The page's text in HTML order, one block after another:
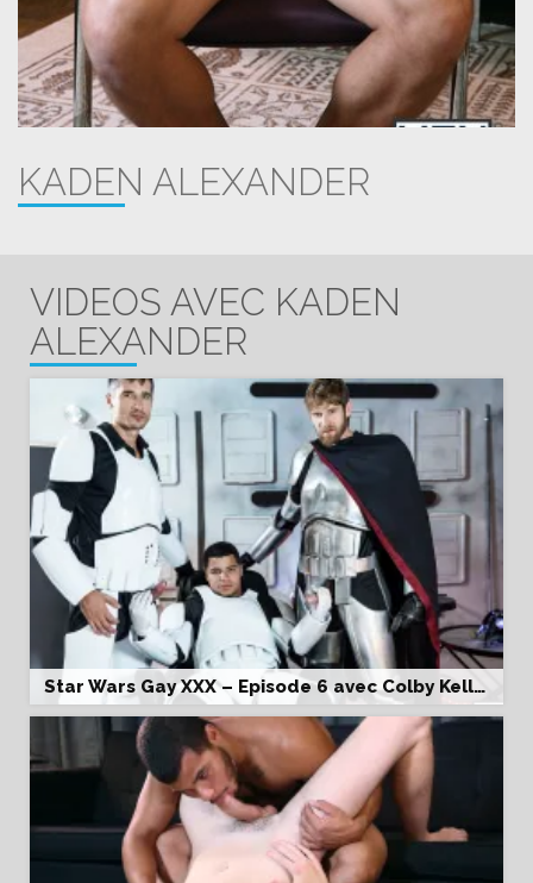
KADEN ALEXANDER
VIDEOS AVEC KADEN
ALEXANDER
Star Wars Gay XXX – Episode 6 avec Colby Keller , Jay Roberts & Kaden Alexander